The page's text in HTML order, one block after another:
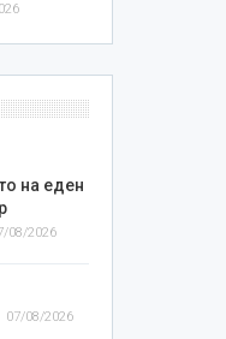
на еден
08/2026
07/08/2026